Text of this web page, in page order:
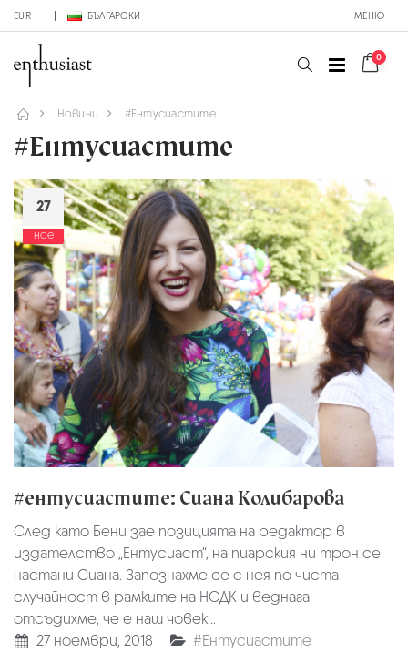
EUR БЪЛГАРСКИ МЕНЮ
0
Новини #Ентусиастите
#Ентусиастите
27
ное
#ентусиастите: Сиана Колибарова
След като Бени зае позицията на редактор в
издателство „Ентусиаст“, на пиарския ни трон се
настани Сиана. Запознахме се с нея по чиста
случайност в рамките на НСДК и веднага
отсъдихме, че е наш човек...
27 ноември, 2018
#Ентусиастите